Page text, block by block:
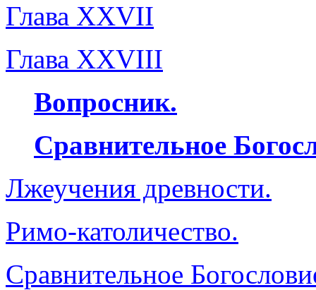
Глава XXVII
Глава XXVIII
Вопросник.
Сравнительное
Лжеучения древности.
Римо-католичество.
Сравнительное